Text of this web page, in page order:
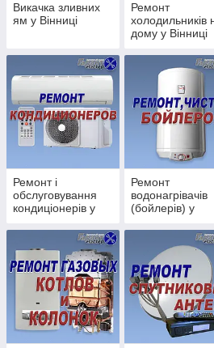
Установка, настройка
Ремонт пилососів;
Ремонт свч печей;
Ремонт, обслуговування
Ремонт, регулювання
дверей;
Послуги сантехніка:
Монтаж/демонтаж унітазу;
Монтаж/демонтаж Ванни;
Установка душової кабінки;
Установка фільтрів очищення
Заміна змішувача;
Заміна труб каналізації,
Заміна радіаторів опалення;
Установка лічильників води;
Викачка зливних
ям у Вінниці
Ремонт
холодильників
дому у Вінниці
Ремонт і
обслуговування
кондиціонерів у
Ремонт
водонагрівачів
(бойлерів) у